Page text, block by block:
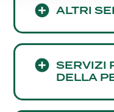
ALTRI
SERVIZI
DELLA